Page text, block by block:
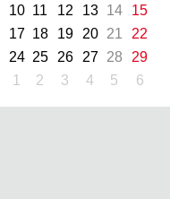
10 11 12 13 14
15
17 18 19 20 21
22
24 25 26 27 28
29
1 2 3 4 5 6